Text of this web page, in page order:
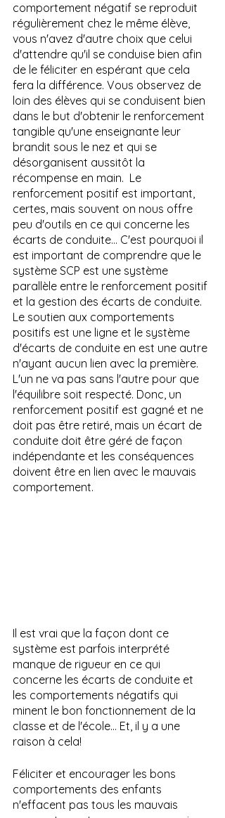
comportement négatif se reproduit
régulièrement chez le même élève,
vous n'avez d'autre choix que celui
d'attendre qu'il se conduise bien afin
de le féliciter en espérant que cela
fera la différence. Vous observez de
loin des élèves qui se conduisent bien
dans le but d'obtenir le renforcement
tangible qu'une enseignante leur
brandit sous le nez et qui se
désorganisent aussitôt la
récompense en main.  Le
renforcement positif est important,
certes, mais souvent on nous offre
peu d'outils en ce qui concerne les
écarts de conduite... C'est pourquoi il
est important de comprendre que le
système SCP est une système
parallèle entre le renforcement positif
et la gestion des écarts de conduite.
Le soutien aux comportements
positifs est une ligne et le système
d'écarts de conduite en est une autre
n'ayant aucun lien avec la première.
L'un ne va pas sans l'autre pour que
l'équilibre soit respecté. Donc, un
renforcement positif est gagné et ne
doit pas être retiré, mais un écart de
conduite doit être géré de façon
indépendante et les conséquences
doivent être en lien avec le mauvais
comportement.
Il est vrai que la façon dont ce
système est parfois interprété
manque de rigueur en ce qui
concerne les écarts de conduite et
les comportements négatifs qui
minent le bon fonctionnement de la
classe et de l'école… Et, il y a une
raison à cela!
Féliciter et encourager les bons
comportements des enfants
n'effacent pas tous les mauvais